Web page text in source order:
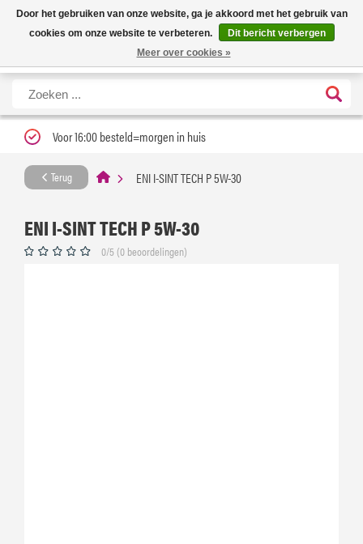
Nieuwe levertijd: 1 tot 3 werkdagen | Nu 25% korting op gehele assortiment
Carfume met kortingscode ''verfrissend''
X
Voor 16:00 besteld=morgen in huis
Terug ENI I-SINT TECH P 5W-30
ENI I-SINT TECH P 5W-30
0/5 (0 beoordelingen)
Door het gebruiken van onze website, ga je akkoord met het gebruik van
cookies om onze website te verbeteren.
Dit bericht verbergen
Meer over cookies »